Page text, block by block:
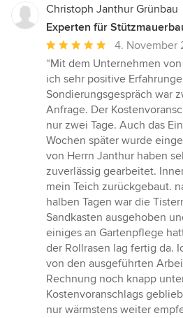
Christoph Janthur Grünbau
Experten für
Durchschnittliche
Bewertung:
5
von
5
Sternen
4. November
“Mit dem Unternehmen
ich sehr positive
Sondierungsgespräch war
Anfrage. Der
nur zwei Tage. Auch das
Wochen später wurde
von Herrn Janthur haben
zuverlässig gearbeitet.
mein Teich zurückgebaut.
halben Tagen war die
Sandkasten ausgehoben
einiges an Gartenpflege
der Rollrasen lag fertig da.
von den ausgeführten
Rechnung noch knapp
Kostenvoranschlags
nur wärmstens weiter